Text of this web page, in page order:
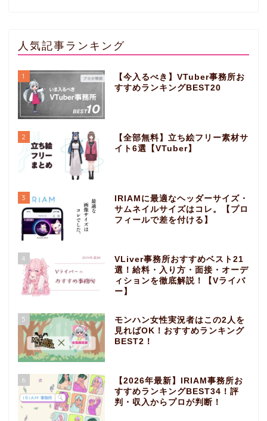
人気記事ランキング
1
【今入るべき】VTuber事務所お
すすめランキングBEST20
2
【全部無料】立ち絵フリー素材サ
イト6選【VTuber】
3
IRIAMに最適なヘッダーサイズ・
サムネイルサイズはコレ。【プロ
フィールで差を付ける】
4
VLiver事務所おすすめベスト21
選！給料・入り方・面接・オーデ
ィションを徹底解説！【Vライバ
ー】
5
モンハン女性実況者はこの2人を
見ればOK！おすすめランキング
BEST2！
6
【2026年最新】IRIAM事務所お
すすめランキングBEST34！評
判・収入からプロが判断！